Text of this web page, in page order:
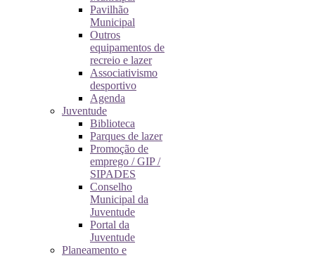
Pavilhão
Municipal
Outros
equipamentos de
recreio e lazer
Associativismo
desportivo
Agenda
Juventude
Biblioteca
Parques de lazer
Promoção de
emprego / GIP /
SIPADES
Conselho
Municipal da
Juventude
Portal da
Juventude
Planeamento e